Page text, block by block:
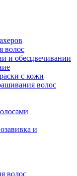
волос
и обесцвечивании
с кожи
волос
и
волос